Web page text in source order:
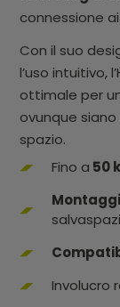
connessione
Con il suo
l’uso intuitivo,
ottimale per
ovunque
spazio.
Fino a 50
Involucro